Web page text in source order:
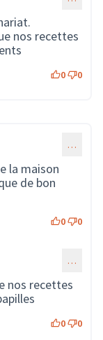
1730)
nos recettes
0 0
…
la maison
de bon
0 0
1734) …
nos recettes
0 0